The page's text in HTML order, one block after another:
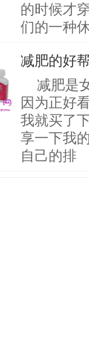
的时候才
们的一种
减肥的好
减肥是
因为正好
我就买了
享一下我
自己的排